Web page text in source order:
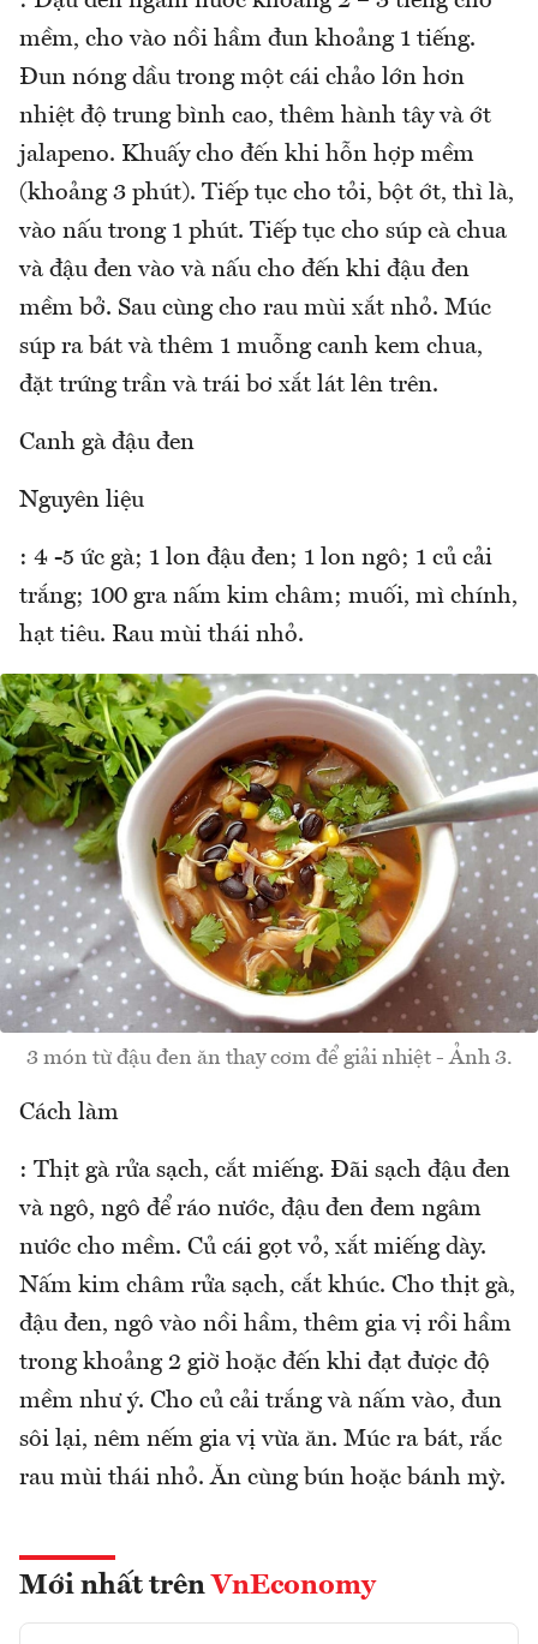
mềm, cho vào nồi hầm đun khoảng 1 tiếng.
Đun nóng dầu trong một cái chảo lớn hơn
nhiệt độ trung bình cao, thêm hành tây và ớt
jalapeno. Khuấy cho đến khi hỗn hợp mềm
(khoảng 3 phút). Tiếp tục cho tỏi, bột ớt, thì là,
vào nấu trong 1 phút. Tiếp tục cho súp cà chua
và đậu đen vào và nấu cho đến khi đậu đen
mềm bở. Sau cùng cho rau mùi xắt nhỏ. Múc
súp ra bát và thêm 1 muỗng canh kem chua,
đặt trứng trần và trái bơ xắt lát lên trên.
Canh gà đậu đen
Nguyên liệu
: 4 -5 ức gà; 1 lon đậu đen; 1 lon ngô; 1 củ cải
trắng; 100 gra nấm kim châm; muối, mì chính,
hạt tiêu. Rau mùi thái nhỏ.
3 món từ đậu đen ăn thay cơm để giải nhiệt - Ảnh 3.
Cách làm
: Thịt gà rửa sạch, cắt miếng. Đãi sạch đậu đen
và ngô, ngô để ráo nước, đậu đen đem ngâm
nước cho mềm. Củ cái gọt vỏ, xắt miếng dày.
Nấm kim châm rửa sạch, cắt khúc. Cho thịt gà,
đậu đen, ngô vào nồi hầm, thêm gia vị rồi hầm
trong khoảng 2 giờ hoặc đến khi đạt được độ
mềm như ý. Cho củ cải trắng và nấm vào, đun
sôi lại, nêm nếm gia vị vừa ăn. Múc ra bát, rắc
rau mùi thái nhỏ. Ăn cùng bún hoặc bánh mỳ.
Mới nhất trên VnEconomy